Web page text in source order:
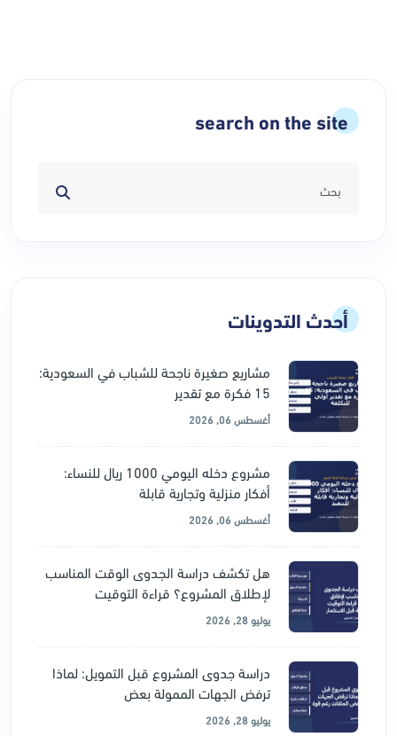
search on the site
أحدث التدوينات
مشاريع صغيرة ناجحة للشباب في السعودية:
15 فكرة مع تقدير
أغسطس 06, 2026
مشروع دخله اليومي 1000 ريال للنساء:
أفكار منزلية وتجارية قابلة
أغسطس 06, 2026
هل تكشف دراسة الجدوى الوقت المناسب
لإطلاق المشروع؟ قراءة التوقيت
يوليو 28, 2026
دراسة جدوى المشروع قبل التمويل: لماذا
ترفض الجهات الممولة بعض
يوليو 28, 2026